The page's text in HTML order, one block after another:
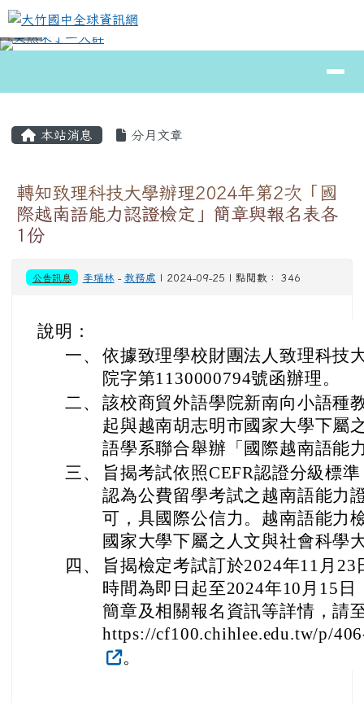
跳至主內容區
大竹國中全球資訊網
⏸
本站消息 分月文章
轉知致理科技大學辦理2024年第2次「國
際越南語能力認證檢定」簡章與報名表各
1份
公告訊息 李瑞林- 教務處 | 2024-09-25 | 點閱數： 346
說明：
一、 依據致理學校財團法人致理科技
院字第1130000794號函辦理。
二、 該校商貿外語學院新南向小語種
起與越南胡志明市國家大學下屬
語學系聯合舉辦「國際越南語能
三、
旨揭考試依照CEFR認證分級標
認為公費留學考試之越南語能力
可，具國際公信力。越南語能力
國家大學下屬之人文與社會科學
四、
旨揭檢定考試訂於2024年11月
時間為即日起至2024年10月15
簡章及相關報名資訊等詳情，請
https://cf100.chihlee.edu.tw/p/
。